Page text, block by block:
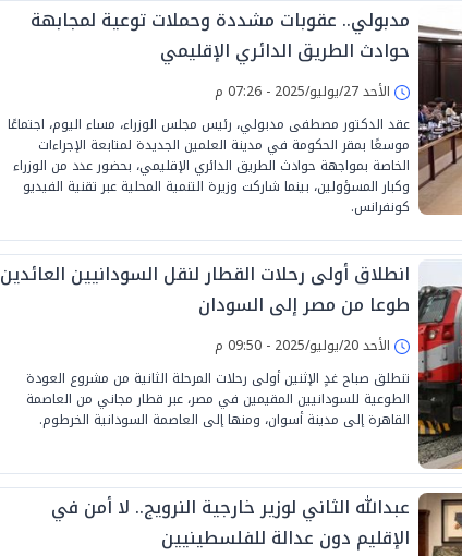
مدبولي.. عقوبات مشددة وحملات توعية لمجابهة
حوادث الطريق الدائري الإقليمي
الأحد 27/يوليو/2025 - 07:26 م
عقد الدكتور مصطفى مدبولي، رئيس مجلس الوزراء، مساء اليوم، اجتماعًا
موسعًا بمقر الحكومة في مدينة العلمين الجديدة لمتابعة الإجراءات
الخاصة بمواجهة حوادث الطريق الدائري الإقليمي، بحضور عدد من الوزراء
وكبار المسؤولين، بينما شاركت وزيرة التنمية المحلية عبر تقنية الفيديو
كونفرانس.
انطلاق أولى رحلات القطار لنقل السودانيين العائدين
طوعا من مصر إلى السودان
الأحد 20/يوليو/2025 - 09:50 م
تنطلق صباح غدٍ الإثنين أولى رحلات المرحلة الثانية من مشروع العودة
الطوعية للسودانيين المقيمين في مصر، عبر قطار مجاني من العاصمة
القاهرة إلى مدينة أسوان، ومنها إلى العاصمة السودانية الخرطوم.
عبدﷲ الثاني لوزير خارجية النرويج.. لا أمن في
الإقليم دون عدالة للفلسطينيين